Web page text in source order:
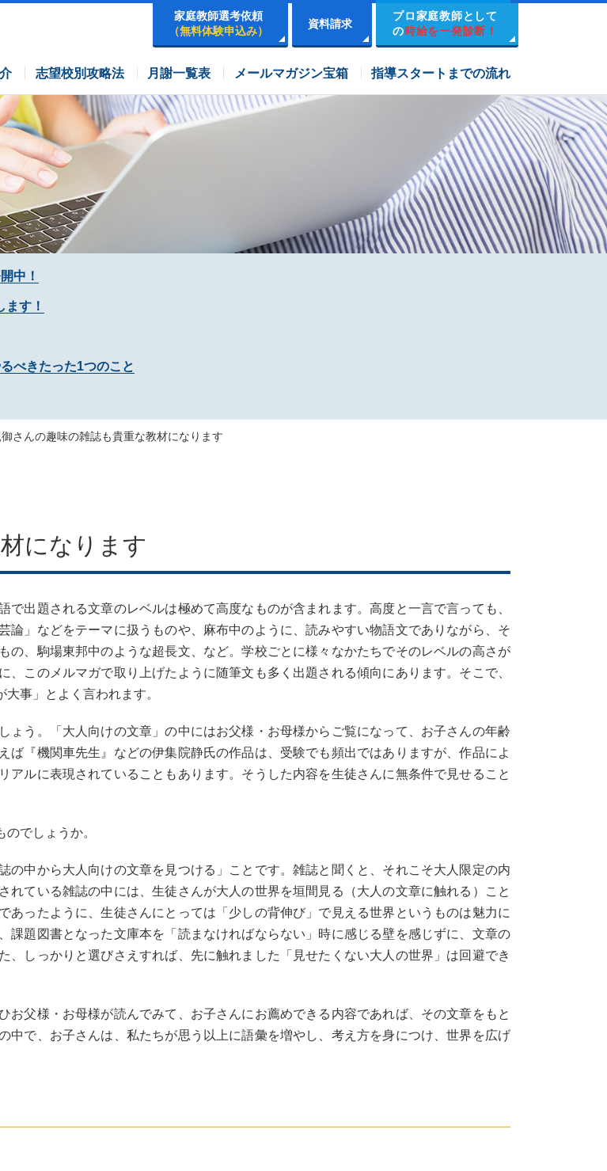
家庭教師選考依頼
（無料体験申込み）
資料請求
プロ家庭教師として
の時給を一発診断！
四谷大塚コース 市進学院コース
志望校別攻略法 月謝一覧表 メールマガジン宝箱 指導スタートまでの流れ
中！
す！
べきたった1つのこと
さんの趣味の雑誌も貴重な教材になります
になります
出題される文章のレベルは極めて高度なものが含まれます。高度と一言で言っても、
」などをテーマに扱うものや、麻布中のように、読みやすい物語文でありながら、そ
の、駒場東邦中のような超長文、など。学校ごとに様々なかたちでそのレベルの高さが
このメルマガで取り上げたように随筆文も多く出題される傾向にあります。そこで、
事」とよく言われます。
ょう。「大人向けの文章」の中にはお父様・お母様からご覧になって、お子さんの年齢
『機関車先生』などの伊集院静氏の作品は、受験でも頻出ではありますが、作品によ
ルに表現されていることもあります。そうした内容を生徒さんに無条件で見せること
でしょうか。
の中から大人向けの文章を見つける」ことです。雑誌と聞くと、それこそ大人限定の内
ている雑誌の中には、生徒さんが大人の世界を垣間見る（大人の文章に触れる）こと
ったように、生徒さんにとっては「少しの背伸び」で見える世界というものは魅力に
題図書となった文庫本を「読まなければならない」時に感じる壁を感じずに、文章の
しっかりと選びさえすれば、先に触れました「見せたくない大人の世界」は回避でき
父様・お母様が読んでみて、お子さんにお薦めできる内容であれば、その文章をもと
中で、お子さんは、私たちが思う以上に語彙を増やし、考え方を身につけ、世界を広げ